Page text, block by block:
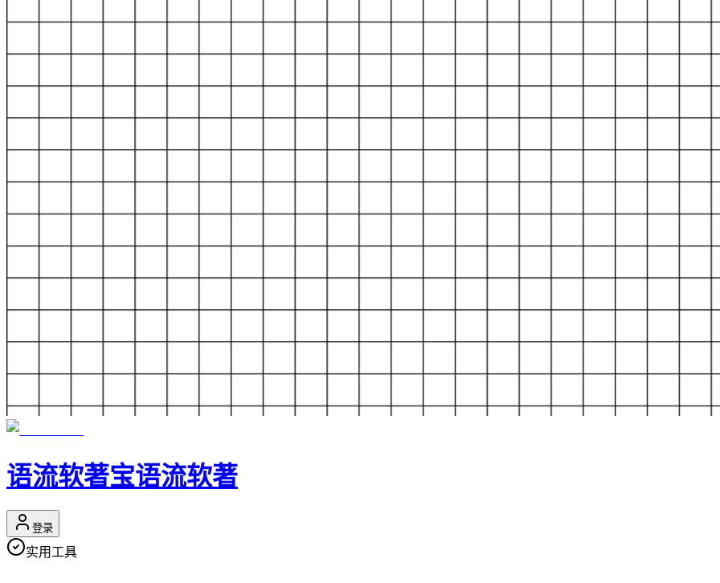
语流软著宝语流软著
登录
实用工具